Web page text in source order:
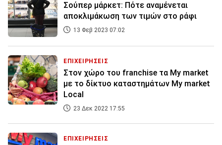
Σούπερ μάρκετ: Πότε αναμένεται
αποκλιμάκωση των τιμών στο ράφι
13 Φεβ 2023 07:02
ΕΠΙΧΕΙΡΗΣΕΙΣ
Στον χώρο του franchise τα My market
με το δίκτυο καταστημάτων My market
Local
23 Δεκ 2022 17:55
ΕΠΙΧΕΙΡΗΣΕΙΣ